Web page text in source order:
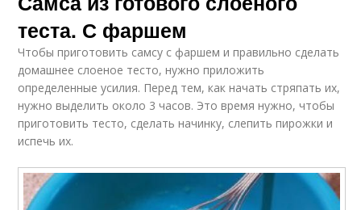
теста. С фаршем
Чтобы приготовить самсу с фаршем и правильно сделать
домашнее слоеное тесто, нужно приложить
определенные усилия. Перед тем, как начать стряпать их,
нужно выделить около 3 часов. Это время нужно, чтобы
приготовить тесто, сделать начинку, слепить пирожки и
испечь их.